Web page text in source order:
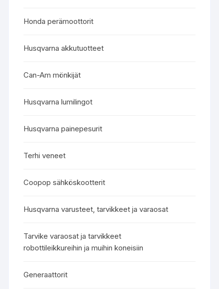
Honda perämoottorit
Husqvarna akkutuotteet
Can-Am mönkijät
Husqvarna lumilingot
Husqvarna painepesurit
Terhi veneet
Coopop sähköskootterit
Husqvarna varusteet, tarvikkeet ja varaosat
Tarvike varaosat ja tarvikkeet
robottileikkureihin ja muihin koneisiin
Generaattorit